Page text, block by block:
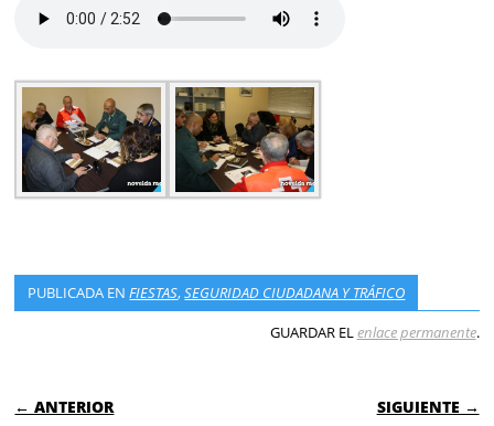
PUBLICADA ENFIESTAS,SEGURIDAD CIUDADANA Y TRÁFICO
GUARDAR ELenlace permanente.
NAVEGACIÓN DE ENTRADAS
← ANTERIOR SIGUIENTE →